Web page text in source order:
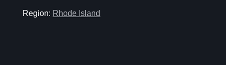
Region: Rhode Island